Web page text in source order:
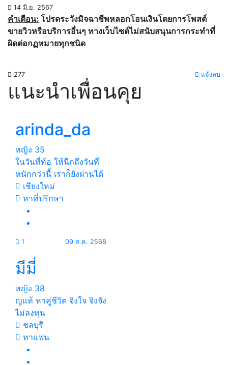
14 มิ.ย. 2567
คำเตือน: โปรดระวังมิจฉาชีพหลอกโอนเงินโดยการโพสต์
ขายวิวหรือบริการอื่นๆ ทางเว็บไซต์ไม่สนับสนุนการกระทำที่
ผิดต่อกฏหมายทุกชนิด
277 แจ้งลบ
แนะนำเพื่อนคุย
arinda_da
หญิง 35
ในวันที่ท้อ ให้นืกถึงวันที่
หนักกว่านี้ เราก็ยังผ่านได้
เชียงใหม่
หาที่ปรึกษา
1 09 ส.ค. 2568
มีมี่
หญิง 38
ญแท้ หาคู่ชีวิต จิงใจ จิงจัง
ไม่ลงทุน
ชลบุรี
หาแฟน